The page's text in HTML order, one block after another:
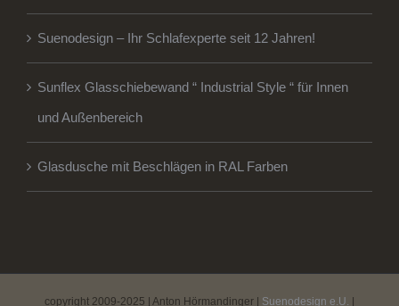
Suenodesign – Ihr Schlafexperte seit 12 Jahren!
Sunflex Glasschiebewand “ Industrial Style “ für Innen
und Außenbereich
Glasdusche mit Beschlägen in RAL Farben
copyright 2009-2025 | Anton Hörmandinger | Suenodesign e.U. |